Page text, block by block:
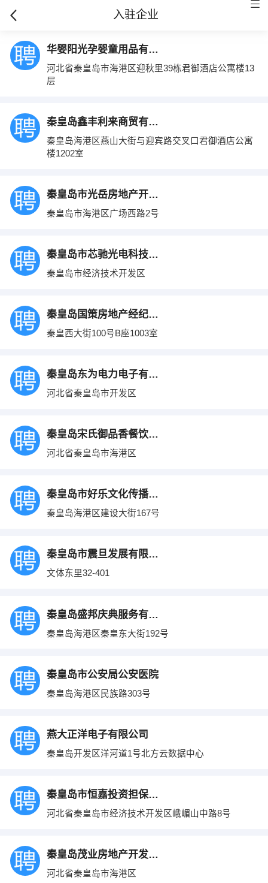
入驻企业
华婴阳光孕婴童用品有限公司
河北省秦皇岛市海港区迎秋里39栋君御酒店公寓楼13
层
秦皇岛鑫丰利来商贸有限公司
秦皇岛海港区燕山大街与迎宾路交叉口君御酒店公寓
楼1202室
秦皇岛市光岳房地产开发有限公司
秦皇岛市海港区广场西路2号
秦皇岛市芯驰光电科技有限公司
秦皇岛市经济技术开发区
秦皇岛国策房地产经纪有限公司
秦皇西大街100号B座1003室
秦皇岛东为电力电子有限公司
河北省秦皇岛市开发区
秦皇岛宋氏御品香餐饮管理有限公司
河北省秦皇岛市海港区
秦皇岛市好乐文化传播有限公司
秦皇岛海港区建设大街167号
秦皇岛市震旦发展有限公司
文体东里32-401
秦皇岛盛邦庆典服务有限公司
秦皇岛海港区秦皇东大街192号
秦皇岛市公安局公安医院
秦皇岛海港区民族路303号
燕大正洋电子有限公司
秦皇岛开发区洋河道1号北方云数据中心
秦皇岛市恒嘉投资担保有限责任公司
河北省秦皇岛市经济技术开发区峨嵋山中路8号
秦皇岛茂业房地产开发有限公司
河北省秦皇岛市海港区